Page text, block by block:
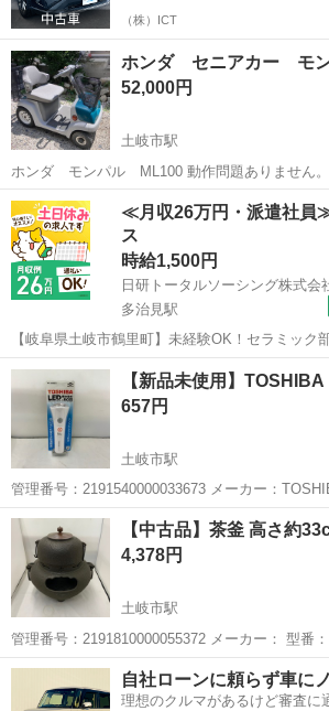
（株）ICT
ホンダ セニアカー モ
52,000円
土岐市駅
ホンダ モンパル ML100 動作問題ありません。 フロントカウルに大
きめなヒビあり 後ろバンパーに10cmほどの割れあり ホーンボタンの
ゴムカバーとヘッドライトのゴムカバーがあり
には問題ありませ...
岐阜 土岐市 土岐市駅 その他
≪月収26万円・派遣社員
ス
時給1,500円
日研トータルソーシング株式会
多治見駅
【岐阜県土岐市鶴里町】未経験OK！セラミック
ター・検査《お仕事No.7A306-JS》 お仕事について セラミック部品の
製造・検査・設備の清掃業務です。プレス機、ダ
ーザー加工機などの製...
岐阜 土岐市 多治見駅 その他
【新品未使用】
657円
土岐市駅
管理番号：2191540000033673 メーカー：
年式： JAN/EAN： ■サイズ・仕様 サイズ：幅 60×厚さ48 ×高さ
175(mm) 重量： 92g 付属品： 状態...
岐阜 土岐市 土岐市駅 その他
【中古品】茶釜 高さ約
4,378円
土岐市駅
管理番号：2191810000055372 メーカー： 型番
■サイズ・仕様 サイズ：幅 ×厚さ ×高さ (mm) 重量： g 付属品： 状態
のランク：USED B ■商品説明・確認事項...
岐阜 土岐市 土岐市駅 食器
自社ローンに頼らず車に
理想のクルマがあるけど審査に